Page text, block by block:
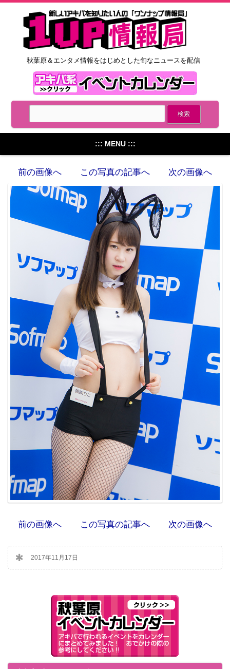
秋葉原＆エンタメ情報をはじめとした旬なニュースを配信
::: MENU :::
前の画像へ この写真の記事へ 次の画像へ
前の画像へ この写真の記事へ 次の画像へ
2017年11月17日